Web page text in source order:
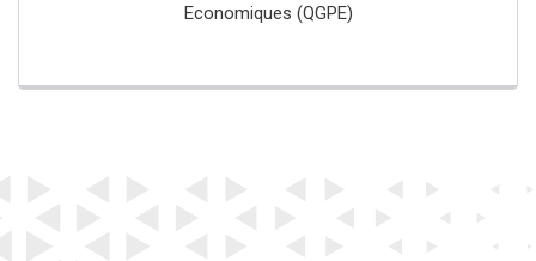
Economiques (QGPE)